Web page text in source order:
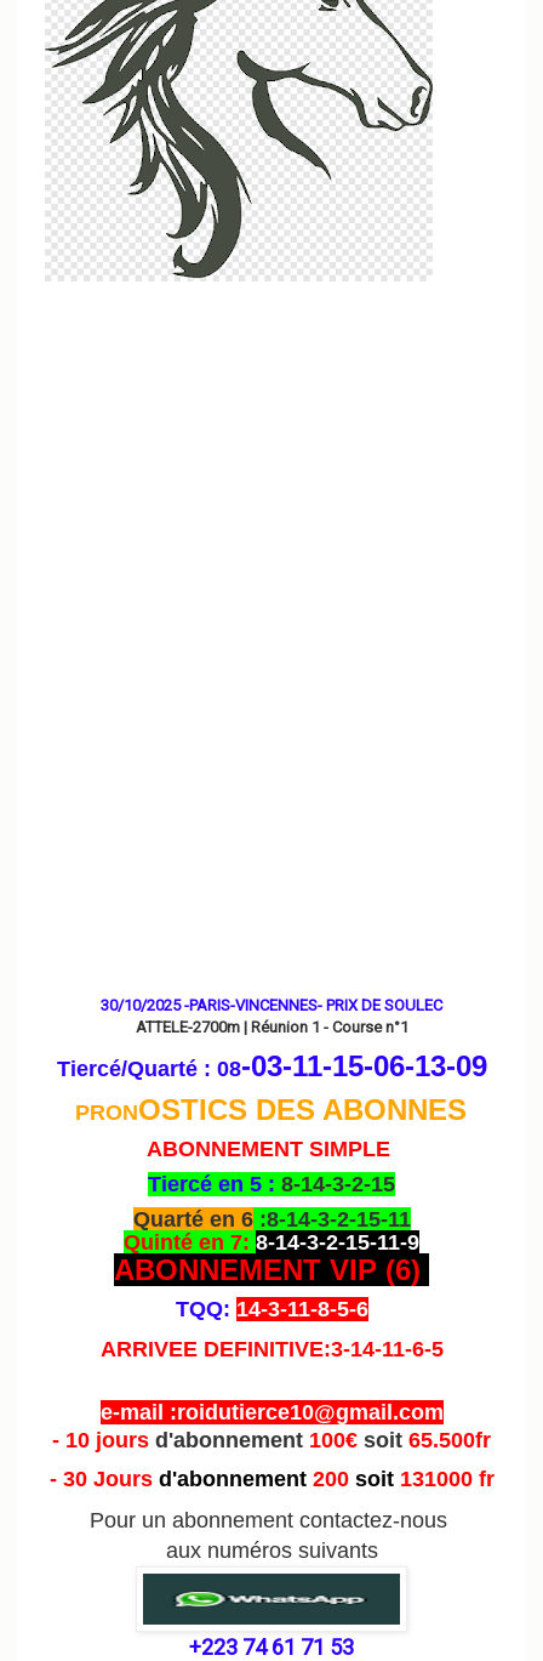
30/10/2025 -PARIS-VINCENNES- PRIX DE SOULEC
ATTELE-2700m | Réunion 1 - Course n°1
Tiercé/Quarté : 08-03-11-15-06-13-09
PRONOSTICS DES ABONNES
ABONNEMENT SIMPLE
Tiercé en 5 : 8-14-3-2-15
Quarté en 6:8-14-3-2-15-11
Quinté en 7: 8-14-3-2-15-11-9
ABONNEMENT VIP (6)
TQQ: 14-3-11-8-5-6
ARRIVEE DEFINITIVE:3-14-11-6-5
e-mail :roidutierce10@gmail.com
- 10 jours d'abonnement 100€ soit 65.500fr
- 30 Jours d'abonnement200 soit131000 fr
Pour un abonnement contactez-nous
aux numéros suivants
+223 74 61 71 53